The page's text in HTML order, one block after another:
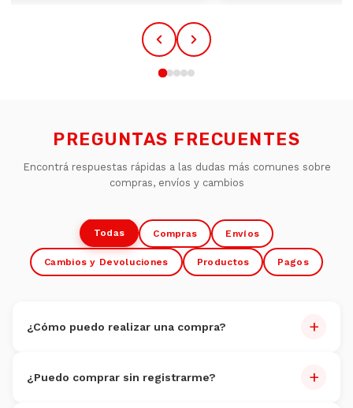
PREGUNTAS FRECUENTES
Encontrá respuestas rápidas a las dudas más comunes sobre
compras, envíos y cambios
Todas Compras Envíos
Cambios y Devoluciones Productos Pagos
¿Cómo puedo realizar una compra? +
Navegate por nuestro catálogo y seleccioná los
¿Puedo comprar sin registrarme? +